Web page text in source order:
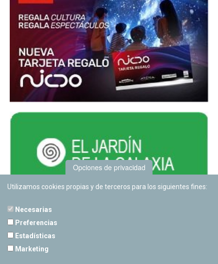
Opciones de privacidad
Utilizamos cookies propias y de terceros para los siguientes fines:
Necesarias
Preferencias
Estadísticas
Marketing